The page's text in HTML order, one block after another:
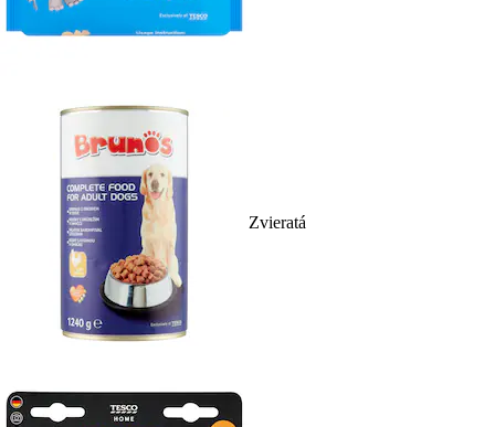
Zvieratá